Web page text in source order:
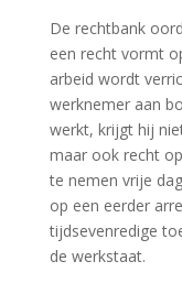
De rechtbank
een recht vormt
arbeid wordt
werknemer aan
werkt, krijgt hij
maar ook recht
te nemen vrije
op een eerder
tijdsevenredige
de werkstaat.